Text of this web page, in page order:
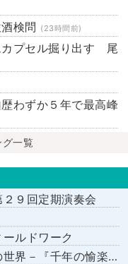
検問 (23時間前)
プセル掘り出す 尾
わずか５年で最高峰
グ一覧
９回定期演奏会
ルドワーク
の愉楽』『奇蹟』より－」